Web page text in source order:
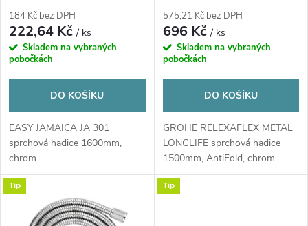
r
o
d
u
k
t
r
o
d
u
k
t
184 Kč bez DPH
222,64 Kč/ ks
Skladem na vybraných
pobočkách
DO KOŠÍKU
EASY JAMAICA JA 301
sprchová hadice 1600mm,
chrom
575,21 Kč bez DPH
696 Kč/ ks
Skladem na vybraných
pobočkách
DO KOŠÍKU
GROHE RELEXAFLEX METAL
LONGLIFE sprchová hadice
1500mm, AntiFold, chrom
Tip Tip